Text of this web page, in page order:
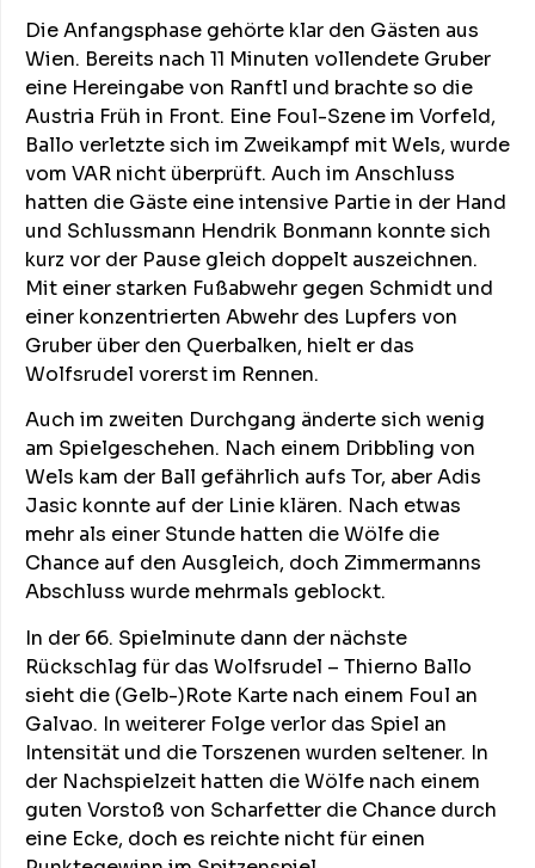
Die Anfangsphase gehörte klar den Gästen aus
Wien. Bereits nach 11 Minuten vollendete Gruber
eine Hereingabe von Ranftl und brachte so die
Austria Früh in Front. Eine Foul-Szene im Vorfeld,
Ballo verletzte sich im Zweikampf mit Wels, wurde
vom VAR nicht überprüft. Auch im Anschluss
hatten die Gäste eine intensive Partie in der Hand
und Schlussmann Hendrik Bonmann konnte sich
kurz vor der Pause gleich doppelt auszeichnen.
Mit einer starken Fußabwehr gegen Schmidt und
einer konzentrierten Abwehr des Lupfers von
Gruber über den Querbalken, hielt er das
Wolfsrudel vorerst im Rennen.
Auch im zweiten Durchgang änderte sich wenig
am Spielgeschehen. Nach einem Dribbling von
Wels kam der Ball gefährlich aufs Tor, aber Adis
Jasic konnte auf der Linie klären. Nach etwas
mehr als einer Stunde hatten die Wölfe die
Chance auf den Ausgleich, doch Zimmermanns
Abschluss wurde mehrmals geblockt.
In der 66. Spielminute dann der nächste
Rückschlag für das Wolfsrudel – Thierno Ballo
sieht die (Gelb-)Rote Karte nach einem Foul an
Galvao. In weiterer Folge verlor das Spiel an
Intensität und die Torszenen wurden seltener. In
der Nachspielzeit hatten die Wölfe nach einem
guten Vorstoß von Scharfetter die Chance durch
eine Ecke, doch es reichte nicht für einen